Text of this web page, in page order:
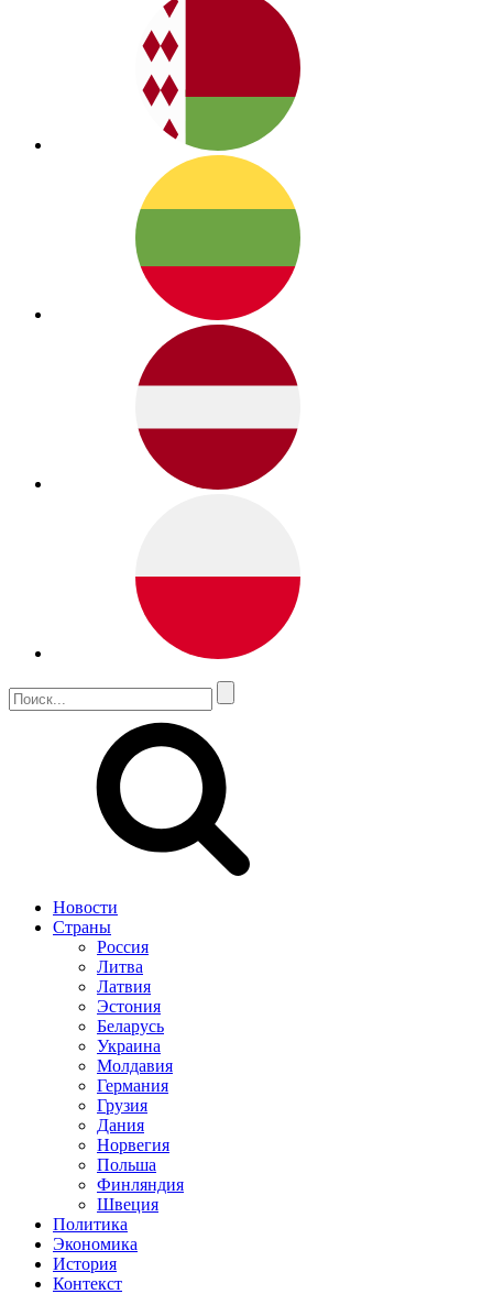
Новости
Страны
Россия
Литва
Латвия
Эстония
Беларусь
Украина
Молдавия
Германия
Грузия
Дания
Норвегия
Польша
Финляндия
Швеция
Политика
Экономика
История
Контекст